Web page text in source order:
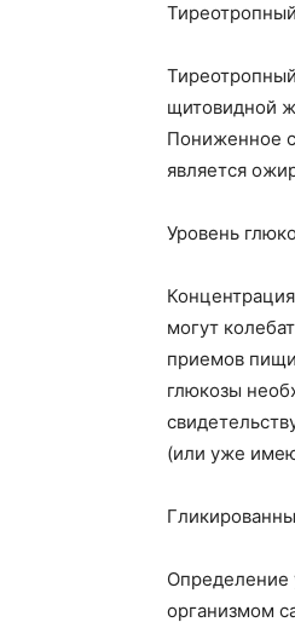
щитовидной
Пониженное
является
Уровень
могут
приемов
глюкозы
(или уже
Определение
организмом